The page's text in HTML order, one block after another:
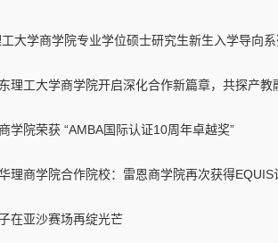
大学商学院专业学位硕士研究生新生入学导向
理工大学商学院开启深化合作新篇章，共探产教
学院荣获 “AMBA国际认证10周年卓越奖”
华理商学院合作院校：雷恩商学院再次获得
在亚沙赛场再绽光芒